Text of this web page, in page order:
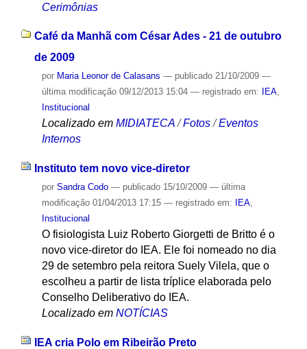
Cerimônias
Café da Manhã com César Ades - 21 de outubro
de 2009
por Maria Leonor de Calasans — publicado21/10/2009 —
última modificação09/12/2013 15:04 — registrado em: IEA,
Institucional
Localizado em MIDIATECA /Fotos /Eventos
Internos
Instituto tem novo vice-diretor
por Sandra Codo — publicado15/10/2009 — última
modificação01/04/2013 17:15 — registrado em: IEA,
Institucional
O fisiologista Luiz Roberto Giorgetti de Britto é o
novo vice-diretor do IEA. Ele foi nomeado no dia
29 de setembro pela reitora Suely Vilela, que o
escolheu a partir de lista tríplice elaborada pelo
Conselho Deliberativo do IEA.
Localizado em NOTÍCIAS
IEA cria Polo em Ribeirão Preto